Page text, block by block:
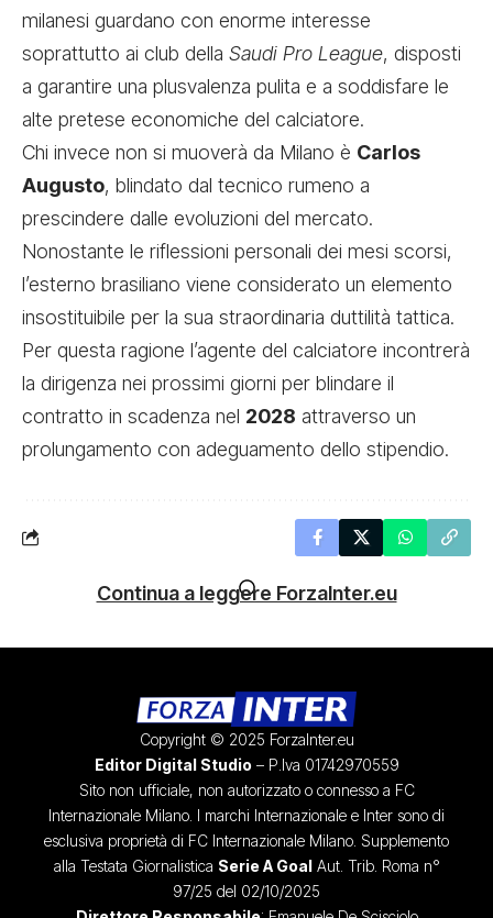
milanesi guardano con enorme interesse
soprattutto ai club della Saudi Pro League, disposti
a garantire una plusvalenza pulita e a soddisfare le
alte pretese economiche del calciatore.
Chi invece non si muoverà da Milano è Carlos
Augusto, blindato dal tecnico rumeno a
prescindere dalle evoluzioni del mercato.
Nonostante le riflessioni personali dei mesi scorsi,
l’esterno brasiliano viene considerato un elemento
insostituibile per la sua straordinaria duttilità tattica.
Per questa ragione l’agente del calciatore incontrerà
la dirigenza nei prossimi giorni per blindare il
contratto in scadenza nel 2028 attraverso un
prolungamento con adeguamento dello stipendio.
Continua a leggere ForzaInter.eu
Copyright © 2025 ForzaInter.eu
Editor Digital Studio – P.Iva 01742970559
Sito non ufficiale, non autorizzato o connesso a FC
Internazionale Milano. I marchi Internazionale e Inter sono di
esclusiva proprietà di FC Internazionale Milano. Supplemento
alla Testata Giornalistica Serie A GoalAut. Trib. Roma n°
97/25 del 02/10/2025